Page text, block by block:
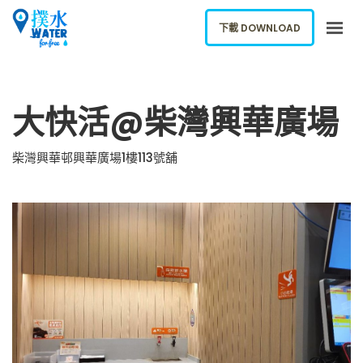
下載應用
網誌
ENGLISH
下載 DOWNLOAD
大快活@柴灣興華廣場
柴灣興華邨興華廣場1樓113號舖
下載 DOWNLOAD